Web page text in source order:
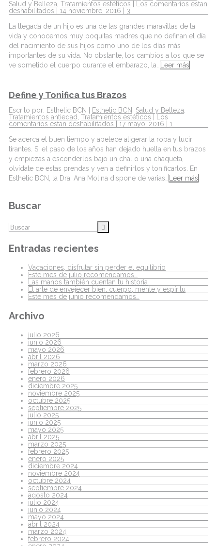
Salud y Belleza Tratamientos estéticos
Los comentarios estan
deshabilitados | 14 noviembre, 2016 | 3
La llegada de un hijo es una de las grandes maravillas de la
vida y conocemos muy poquitas madres que no definan el día
del nacimiento de sus hijos como uno de los días más
importantes de su vida. No obstante, los cambios a los que se
ve sometido el cuerpo durante el embarazo, la…
Leer más
Define y Tonifica tus Brazos
Escrito por: Esthetic BCN | Esthetic BCN Salud y Belleza
Tratamientos antiedad Tratamientos estéticos
Los
comentarios estan deshabilitados | 17 mayo, 2016 | 1
Se acerca el buen tiempo y apetece aligerar la ropa y lucir
tirantes. Si el paso de los años han dejado huella en tus brazos
y empiezas a esconderlos bajo un chal o una chaqueta,
olvídate de estas prendas y ven a definirlos y tonificarlos. En
Esthetic BCN, la Dra. Ana Molina dispone de varias…
Leer más
Buscar
Entradas recientes
Vacaciones, disfrutar sin perder el equilibrio
Este mes de julio recomendamos…
Las manos también cuentan tu historia
El arte de envejecer bien: cuerpo, mente y espíritu
Este mes de junio recomendamos…
Archivo
julio 2026
junio 2026
mayo 2026
abril 2026
marzo 2026
febrero 2026
enero 2026
diciembre 2025
noviembre 2025
octubre 2025
septiembre 2025
julio 2025
junio 2025
mayo 2025
abril 2025
marzo 2025
febrero 2025
enero 2025
diciembre 2024
noviembre 2024
octubre 2024
septiembre 2024
agosto 2024
julio 2024
junio 2024
mayo 2024
abril 2024
marzo 2024
febrero 2024